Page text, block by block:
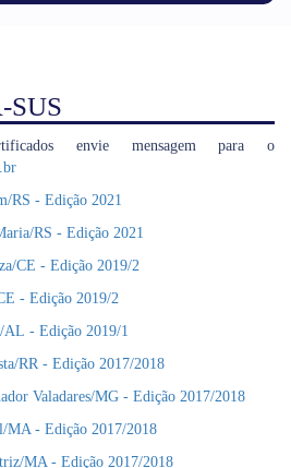
SUS
envie mensagem para o
RS - Edição 2021
RS - Edição 2021
CE - Edição 2019/2
- Edição 2019/2
AL - Edição 2019/1
RR - Edição 2017/2018
Valadares/MG - Edição 2017/2018
MA - Edição 2017/2018
MA - Edição 2017/2018